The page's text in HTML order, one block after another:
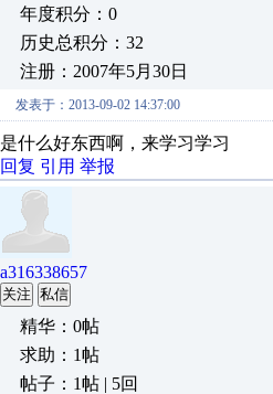
年度积分：0
历史总积分：32
注册：2007年5月30日
发表于：2013-09-02 14:37:00
是什么好东西啊，来学习学习
回复 引用 举报
a316338657
关注 私信
精华：0帖
求助：1帖
帖子：1帖 | 5回